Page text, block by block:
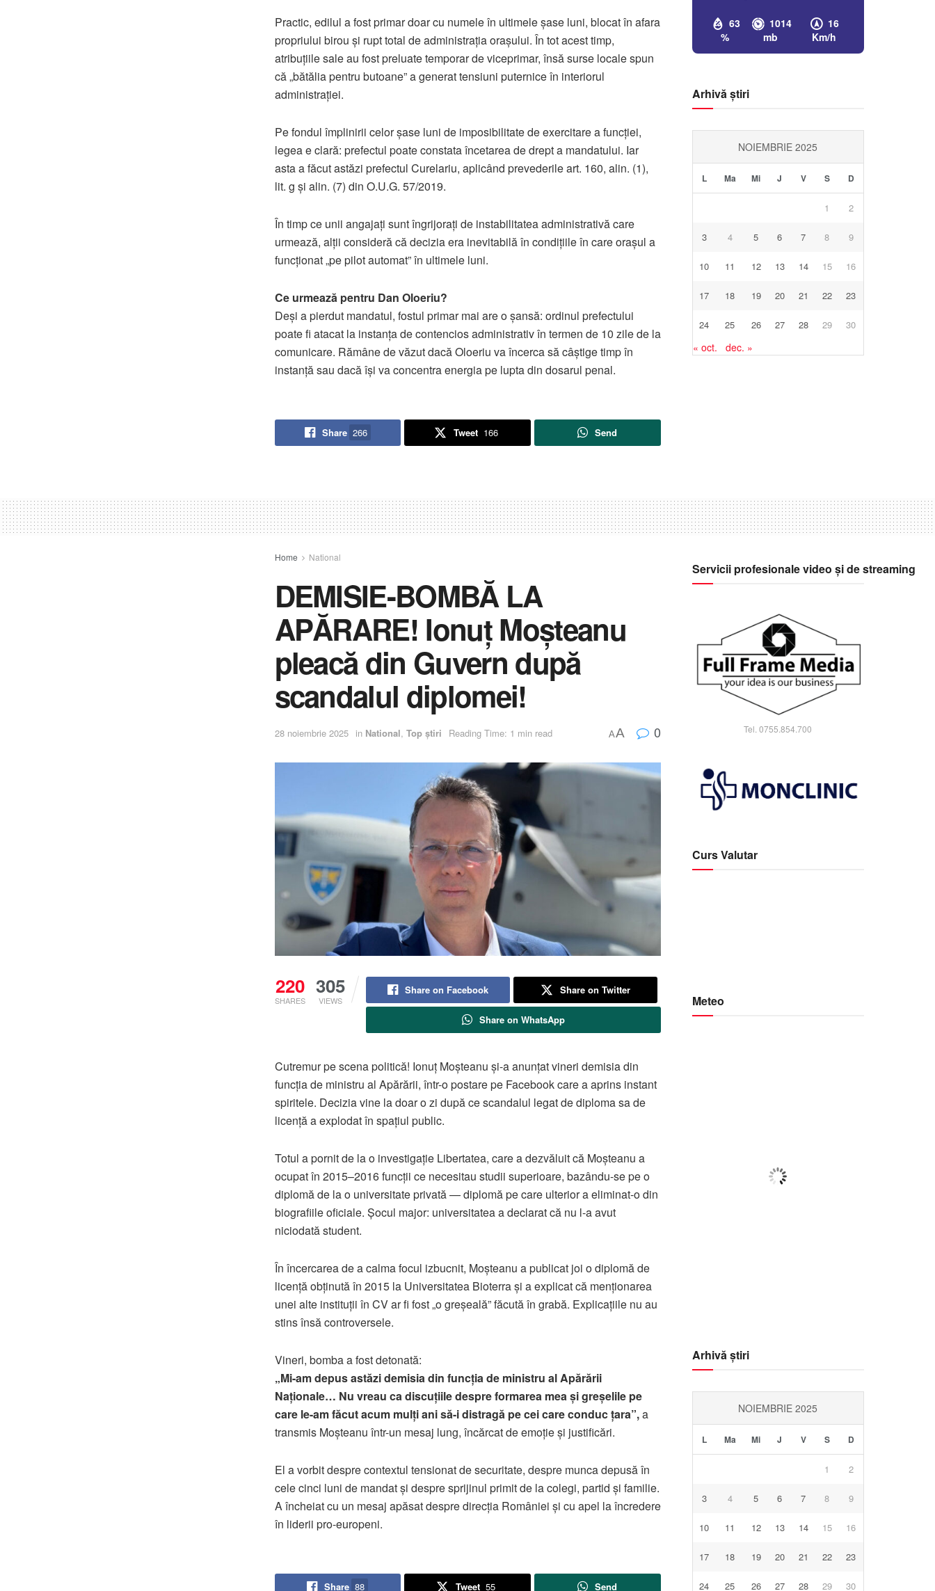
Practic, edilul a fost primar doar cu numele în ultimele șase luni, blocat în afara
propriului birou și rupt total de administrația orașului. În tot acest timp,
atribuțiile sale au fost preluate temporar de viceprimar, însă surse locale spun
că „bătălia pentru butoane” a generat tensiuni puternice în interiorul
administrației.
Pe fondul împlinirii celor șase luni de imposibilitate de exercitare a funcției,
legea e clară: prefectul poate constata încetarea de drept a mandatului. Iar
asta a făcut astăzi prefectul Curelariu, aplicând prevederile art. 160, alin. (1),
lit. g și alin. (7) din O.U.G. 57/2019.
În timp ce unii angajați sunt îngrijorați de instabilitatea administrativă care
urmează, alții consideră că decizia era inevitabilă în condițiile în care orașul a
funcționat „pe pilot automat” în ultimele luni.
Ce urmează pentru Dan Oloeriu?
Deși a pierdut mandatul, fostul primar mai are o șansă: ordinul prefectului
poate fi atacat la instanța de contencios administrativ în termen de 10 zile de la
comunicare. Rămâne de văzut dacă Oloeriu va încerca să câștige timp în
instanță sau dacă își va concentra energia pe lupta din dosarul penal.
Share 266 Tweet 166 Send
63
%
1014
mb
16
Km/h
Arhivă știri
NOIEMBRIE 2025
L Ma Mi J V S D
1 2
3 4 5 6 7 8 9
10 11 12 13 14 15 16
17 18 19 20 21 22 23
24 25 26 27 28 29 30
« oct. dec. »
Home National
DEMISIE-BOMBĂ LA
APĂRARE! Ionuț Moșteanu
pleacă din Guvern după
scandalul diplomei!
28 noiembrie 2025 in National, Top știri Reading Time: 1 min read AA 0
220
SHARES
305
VIEWS
Share on Facebook Share on Twitter
Share on WhatsApp
Cutremur pe scena politică! Ionuț Moșteanu și-a anunțat vineri demisia din
funcția de ministru al Apărării, într-o postare pe Facebook care a aprins instant
spiritele. Decizia vine la doar o zi după ce scandalul legat de diploma sa de
licență a explodat în spațiul public.
Totul a pornit de la o investigație Libertatea, care a dezvăluit că Moșteanu a
ocupat în 2015–2016 funcții ce necesitau studii superioare, bazându-se pe o
diplomă de la o universitate privată — diplomă pe care ulterior a eliminat-o din
biografiile oficiale. Șocul major: universitatea a declarat că nu l-a avut
niciodată student.
În încercarea de a calma focul izbucnit, Moșteanu a publicat joi o diplomă de
licență obținută în 2015 la Universitatea Bioterra și a explicat că menționarea
unei alte instituții în CV ar fi fost „o greșeală” făcută în grabă. Explicațiile nu au
stins însă controversele.
Vineri, bomba a fost detonată:
„Mi-am depus astăzi demisia din funcția de ministru al Apărării
Naționale… Nu vreau ca discuțiile despre formarea mea și greșelile pe
care le-am făcut acum mulți ani să-i distragă pe cei care conduc țara”,a
transmis Moșteanu într-un mesaj lung, încărcat de emoție și justificări.
El a vorbit despre contextul tensionat de securitate, despre munca depusă în
cele cinci luni de mandat și despre sprijinul primit de la colegi, partid și familie.
A încheiat cu un mesaj apăsat despre direcția României și cu apel la încredere
în liderii pro-europeni.
Share 88 Tweet 55 Send
Servicii profesionale video și de streaming
Tel. 0755.854.700
Curs Valutar
Meteo
Cer Fragmentat
Wind Gust:
Arhivă știri
NOIEMBRIE 2025
L Ma Mi J V S D
1 2
3 4 5 6 7 8 9
10 11 12 13 14 15 16
17 18 19 20 21 22 23
24 25 26 27 28 29 30